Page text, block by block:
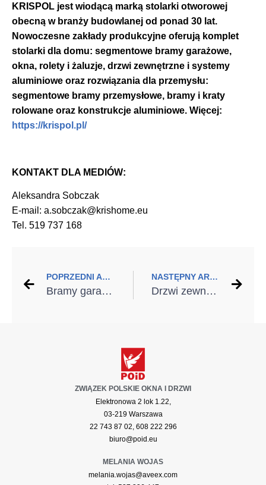
KRISPOL jest wiodącą marką stolarki otworowej
obecną w branży budowlanej od ponad 30 lat.
Nowoczesne zakłady produkcyjne oferują komplet
stolarki dla domu: segmentowe bramy garażowe,
okna, rolety i żaluzje, drzwi zewnętrzne i systemy
aluminiowe oraz rozwiązania dla przemysłu:
segmentowe bramy przemysłowe, bramy i kraty
rolowane oraz konstrukcje aluminiowe. Więcej:
https://krispol.pl/
KONTAKT DLA MEDIÓW:
Aleksandra Sobczak
E-mail: a.sobczak@krishome.eu
Tel. 519 737 168
POPRZEDNI ARTYKUŁ
Bramy garażowe segmentowe: Funkcjonalność, bezpieczeństwo i nowoczesny design
NASTĘPNY ARTYKUŁ
Drzwi zewnętrzne i brama garażowa – zgrany duet
ZWIĄZEK POLSKIE OKNA I DRZWI
Elektronowa 2 lok 1.22,
03-219 Warszawa
22 743 87 02, 608 222 296
biuro@poid.eu
MELANIA WOJAS
melania.wojas@aveex.com